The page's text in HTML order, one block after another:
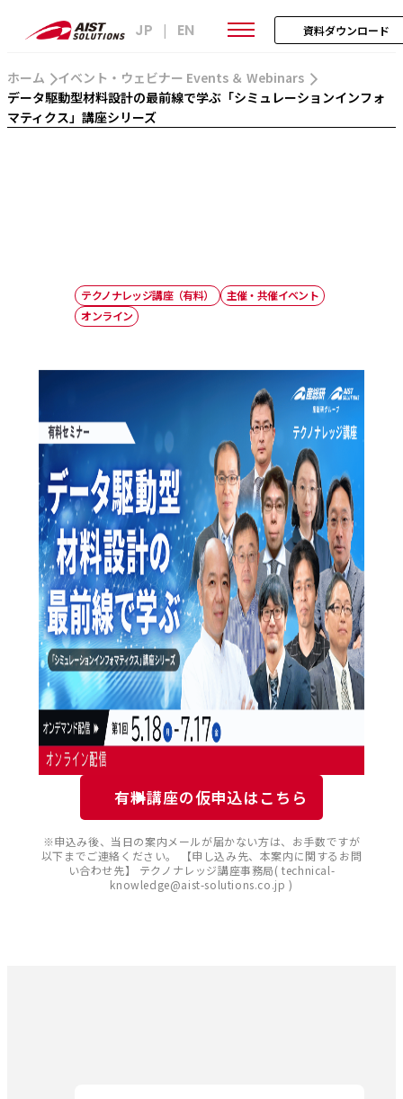
JP | EN 資料ダウンロード
ホーム
イベント・ウェビナー Events ＆ Webinars
データ駆動型材料設計の最前線で学ぶ「シミュレーションインフォ
マティクス」講座シリーズ
テクノナレッジ講座（有料）
主催・共催イベント
オンライン
有料講座の仮申込はこちら
※申込み後、当日の案内メールが届かない方は、お手数ですが
以下までご連絡ください。 【申し込み先、本案内に関するお問
い合わせ先】 テクノナレッジ講座事務局( technical-
knowledge@aist-solutions.co.jp )